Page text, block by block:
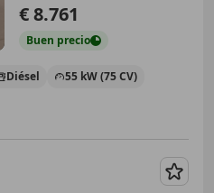
€ 8.761
Buen precio
Diésel 55 kW (75 CV)